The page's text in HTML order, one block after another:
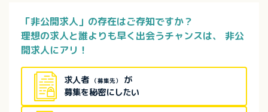
「非公開求人」の存在はご存知ですか？
理想の求人と誰よりも早く出会うチャンスは、
非公
開求人にアリ！
求人者 （募集先）
が
募集を秘密にしたい